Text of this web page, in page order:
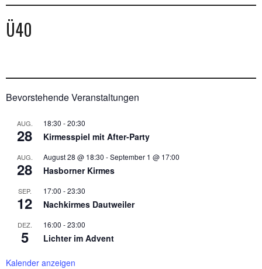
Ü40
Bevorstehende Veranstaltungen
AUG.
28
18:30 -20:30
Kirmesspiel mit After-Party
AUG.
28
August 28 @ 18:30 -September 1 @ 17:00
Hasborner Kirmes
SEP.
12
17:00 -23:30
Nachkirmes Dautweiler
DEZ.
5
16:00 -23:00
Lichter im Advent
Kalender anzeigen